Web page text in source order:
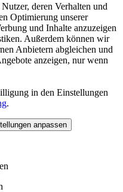
deren Verhalten und
Optimierung unserer
und Inhalte anzuzeigen
Außerdem können wir
Anbietern abgleichen und
anzeigen, nur wenn
in den Einstellungen
.
anpassen